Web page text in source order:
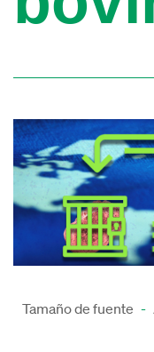
Tamaño de fuente -